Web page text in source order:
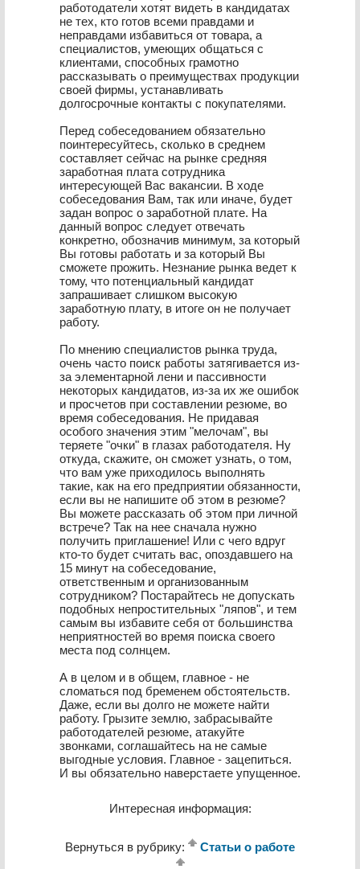
работодатели хотят видеть в кандидатах
не тех, кто готов всеми правдами и
неправдами избавиться от товара, а
специалистов, умеющих общаться с
клиентами, способных грамотно
рассказывать о преимуществах продукции
своей фирмы, устанавливать
долгосрочные контакты с покупателями.
Перед собеседованием обязательно
поинтересуйтесь, сколько в среднем
составляет сейчас на рынке средняя
заработная плата сотрудника
интересующей Вас вакансии. В ходе
собеседования Вам, так или иначе, будет
задан вопрос о заработной плате. На
данный вопрос следует отвечать
конкретно, обозначив минимум, за который
Вы готовы работать и за который Вы
сможете прожить. Незнание рынка ведет к
тому, что потенциальный кандидат
запрашивает слишком высокую
заработную плату, в итоге он не получает
работу.
По мнению специалистов рынка труда,
очень часто поиск работы затягивается из-
за элементарной лени и пассивности
некоторых кандидатов, из-за их же ошибок
и просчетов при составлении резюме, во
время собеседования. Не придавая
особого значения этим "мелочам", вы
теряете "очки" в глазах работодателя. Ну
откуда, скажите, он сможет узнать, о том,
что вам уже приходилось выполнять
такие, как на его предприятии обязанности,
если вы не напишите об этом в резюме?
Вы можете рассказать об этом при личной
встрече? Так на нее сначала нужно
получить приглашение! Или с чего вдруг
кто-то будет считать вас, опоздавшего на
15 минут на собеседование,
ответственным и организованным
сотрудником? Постарайтесь не допускать
подобных непростительных "ляпов", и тем
самым вы избавите себя от большинства
неприятностей во время поиска своего
места под солнцем.
А в целом и в общем, главное - не
сломаться под бременем обстоятельств.
Даже, если вы долго не можете найти
работу. Грызите землю, забрасывайте
работодателей резюме, атакуйте
звонками, соглашайтесь на не самые
выгодные условия. Главное - зацепиться.
И вы обязательно наверстаете упущенное.
Интересная информация:
Вернуться в рубрику: Статьи о работе